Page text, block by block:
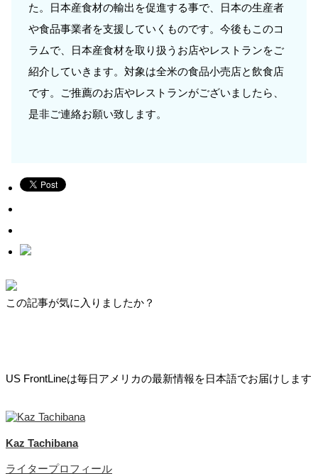
た。日本産食材の輸出を促進する事で、日本の生産者
や食品事業者を支援していくものです。今後もこのコ
ラムで、日本産食材を取り扱うお店やレストランをご
紹介していきます。対象は全米の食品小売店と飲食店
です。ご推薦のお店やレストランがございましたら、
是非ご連絡お願い致します。
この記事が気に入りましたか？
US FrontLineは毎日アメリカの最新情報を日本語でお届けします
Kaz Tachibana
ライタープロフィール